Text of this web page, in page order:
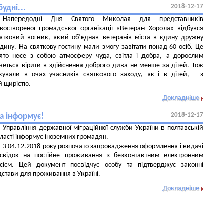
2018-12-17
Напередодні Дня Святого Миколая для представників
громадської організації «Ветеран Хорола» відбувся
вогник, який об’єднав ветеранів міста в єдину дружну
На святкову гостину мали змогу завітати понад 60 осіб. Це
несе з собою атмосферу чуда, світла і добра, а дорослим
вірити в здійснення доброго дива не менше за дітей. Тож
в очах учасників святкового заходу, як і в дітей, – з
щирістю.
Докладніше
інформує! 2018-12-17
Управління державної міграційної служби України в полтавській
інформує іноземних громадян.
З 04.12.2018 року розпочато запровадження оформлення і видачі
на постійне проживання з безконтактним електронним
Цей документ посвідчує особу та підтверджує законні
для проживання в Україні.
Докладніше